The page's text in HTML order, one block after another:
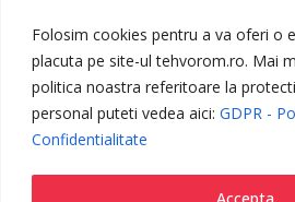
Folosim cookies pentru a va oferi o
placuta pe site-ul tehvorom.ro. Mai
politica noastra referitoare la
personal puteti vedea aici: GDPR -
Confidentialitate
Accepta
ANPC SOL
GDPR - Politica de
Confidentialitate
Toate drepturile rezervate -